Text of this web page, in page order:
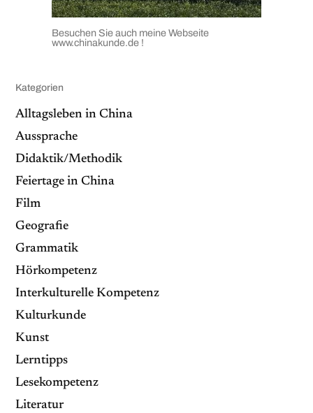
Besuchen Sie auch meine Webseite
www.chinakunde.de !
Kategorien
Alltagsleben in China
Aussprache
Didaktik/Methodik
Feiertage in China
Film
Geografie
Grammatik
Hörkompetenz
Interkulturelle Kompetenz
Kulturkunde
Kunst
Lerntipps
Lesekompetenz
Literatur